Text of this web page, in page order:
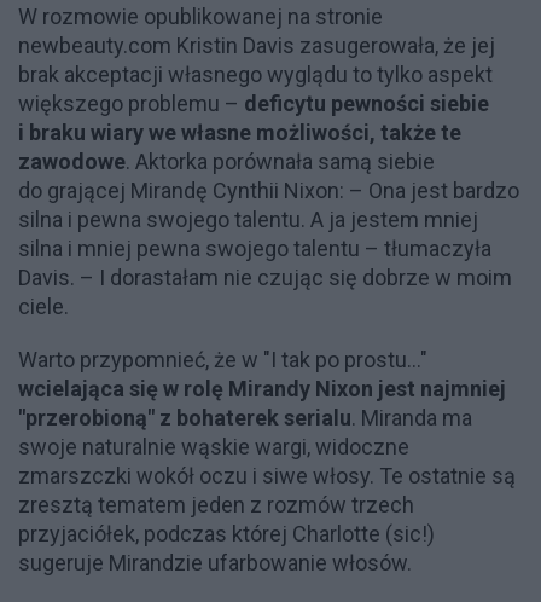
W rozmowie opublikowanej na stronie
newbeauty.com Kristin Davis zasugerowała, że jej
brak akceptacji własnego wyglądu to tylko aspekt
większego problemu – deficytu pewności siebie
i braku wiary we własne możliwości, także te
zawodowe. Aktorka porównała samą siebie
do grającej Mirandę Cynthii Nixon: – Ona jest bardzo
silna i pewna swojego talentu. A ja jestem mniej
silna i mniej pewna swojego talentu – tłumaczyła
Davis. – I dorastałam nie czując się dobrze w moim
ciele.
Warto przypomnieć, że w "I tak po prostu..."
wcielająca się w rolę Mirandy Nixon jest najmniej
"przerobioną" z bohaterek serialu. Miranda ma
swoje naturalnie wąskie wargi, widoczne
zmarszczki wokół oczu i siwe włosy. Te ostatnie są
zresztą tematem jeden z rozmów trzech
przyjaciółek, podczas której Charlotte (sic!)
sugeruje Mirandzie ufarbowanie włosów.